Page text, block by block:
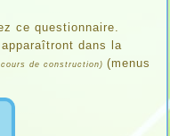
ce questionnaire.
dans la
de construction) (menus